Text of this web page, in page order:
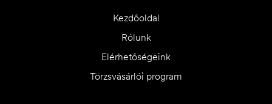
Kezdőoldal
Rólunk
Elérhetőségeink
Törzsvásárlói program